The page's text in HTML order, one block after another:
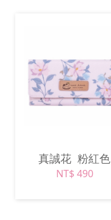
真誠花 粉紅色
NT$ 490